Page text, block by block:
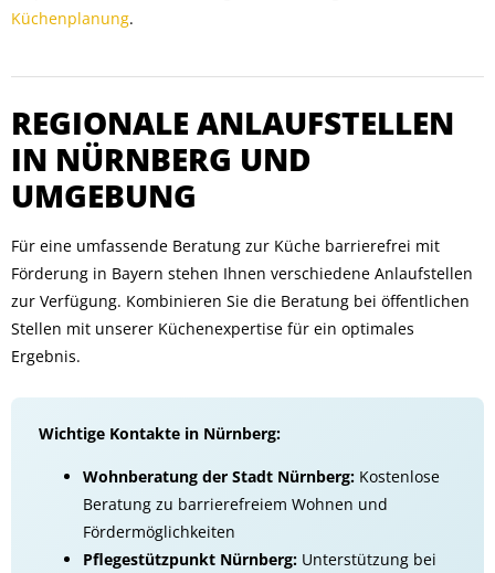
Küchenplanung.
REGIONALE ANLAUFSTELLEN
IN NÜRNBERG UND
UMGEBUNG
Für eine umfassende Beratung zur Küche barrierefrei mit
Förderung in Bayern stehen Ihnen verschiedene Anlaufstellen
zur Verfügung. Kombinieren Sie die Beratung bei öffentlichen
Stellen mit unserer Küchenexpertise für ein optimales
Ergebnis.
Wichtige Kontakte in Nürnberg:
Wohnberatung der Stadt Nürnberg: Kostenlose
Beratung zu barrierefreiem Wohnen und
Fördermöglichkeiten
Pflegestützpunkt Nürnberg: Unterstützung bei